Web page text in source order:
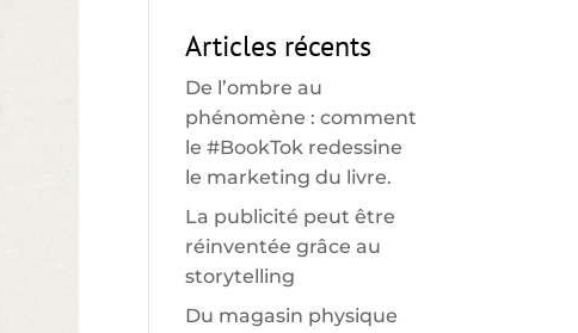
Articles récents
De l’ombre au
phénomène : comment
le #BookTok redessine
le marketing du livre.
La publicité peut être
réinventée grâce au
storytelling
Du magasin physique